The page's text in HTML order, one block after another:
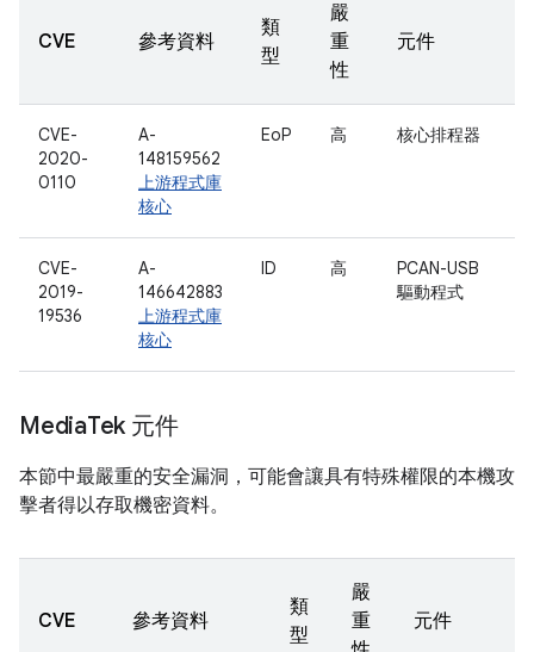
CVE 參考資料
類
型
嚴
重
性
元件
CVE-
2020-
0110
A-
148159562
上游程式庫
核心
EoP 高 核心排程器
CVE-
2019-
19536
A-
146642883
上游程式庫
核心
ID 高
PCAN-USB
驅動程式
MediaTek 元件
本節中最嚴重的安全漏洞，可能會讓具有特殊權限的本機攻
擊者得以存取機密資料。
CVE 參考資料
類
型
嚴
重
元件